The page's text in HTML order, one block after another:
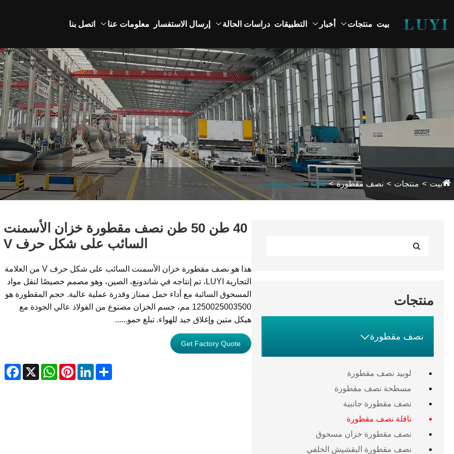
بيت منتجات أخبار التطبيقات دراسات الحالة إرسال الاستفسار معلومات عنا اتصل بنا
بيت منتجات نصف مقطورة ناقلة نصف مقطورة
منتجات
نصف مقطورة
لوبيد نصف مقطورة
مسطحة نصف مقطورة
نصف مقطورة جانبية
ناقلة نصف مقطورة
نصف مقطورة خزان مسحوق
نصف مقطورة البقشيش الخلفي
40 طن 50 طن نصف مقطورة خزان الأسمنت
السائب على شكل حرف V
هذا هو نصف مقطورة خزان الأسمنت السائب على شكل حرف V من العلامة
التجارية LUYI، تم إنتاجه في شاندونغ، الصين، وهو مصمم خصيصًا لنقل مواد
المسحوق السائبة مع أداء حمل ممتاز وقدرة عملية عالية. حجم المقطورة هو
1250025003500 مم، جسم الخزان مصنوع من الفولاذ عالي الجودة مع
هيكل متين وإغلاق جيد للهواء. تبلغ حمو......
Get Factory Quote
X
WhatsAppPinterestLinkedInShare